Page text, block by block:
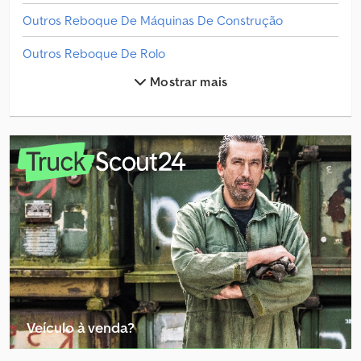
Outros Reboque De Máquinas De Construção
Outros Reboque De Rolo
Outros Reboque De Venda
Outros Reboque Para Barcos
Outros Reboque Para Cavalos
Outros Reboque Para Gado
Outros Reboques De Automóveis
Reboque
Reboque Com Cinto
Reboque De Empurrar
Reboque De Motocicleta
Mostrar mais
Veículo à venda?